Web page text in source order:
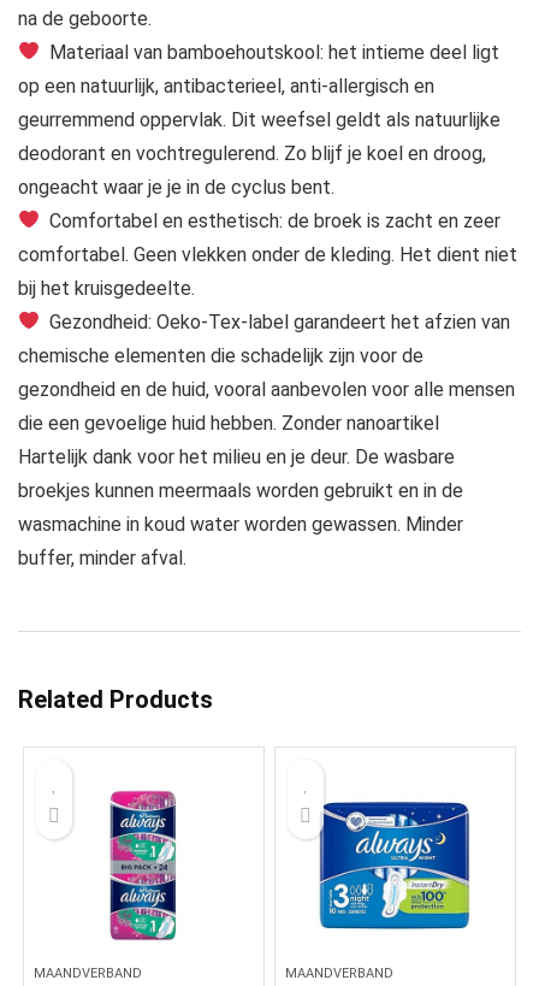
na de geboorte.
Materiaal van bamboehoutskool: het intieme deel ligt
op een natuurlijk, antibacterieel, anti-allergisch en
geurremmend oppervlak. Dit weefsel geldt als natuurlijke
deodorant en vochtregulerend. Zo blijf je koel en droog,
ongeacht waar je je in de cyclus bent.
Comfortabel en esthetisch: de broek is zacht en zeer
comfortabel. Geen vlekken onder de kleding. Het dient niet
bij het kruisgedeelte.
Gezondheid: Oeko-Tex-label garandeert het afzien van
chemische elementen die schadelijk zijn voor de
gezondheid en de huid, vooral aanbevolen voor alle mensen
die een gevoelige huid hebben. Zonder nanoartikel
Hartelijk dank voor het milieu en je deur. De wasbare
broekjes kunnen meermaals worden gebruikt en in de
wasmachine in koud water worden gewassen. Minder
buffer, minder afval.
Related Products
MAANDVERBAND MAANDVERBAND